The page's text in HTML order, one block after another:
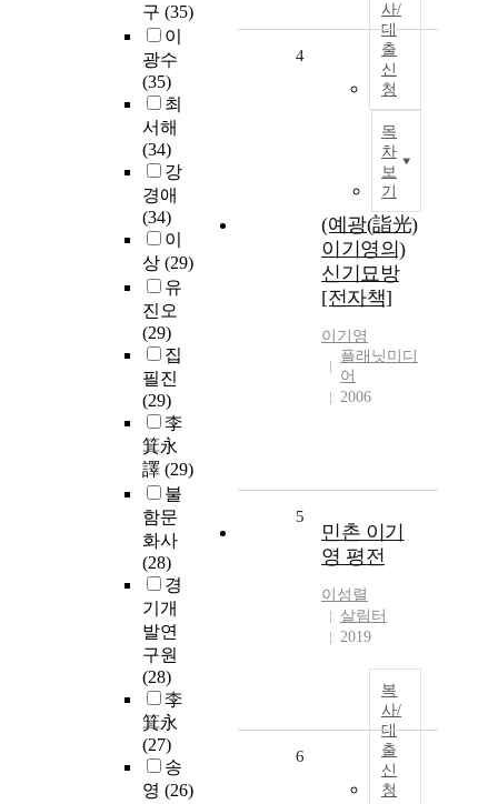
구 (35)
이
광수
(35)
최
서해
(34)
강
경애
(34)
이
상 (29)
유
진오
(29)
집
필진
(29)
李
箕永
譯 (29)
불
함문
화사
(28)
경
기개
발연
구원
(28)
李
箕永
(27)
송
영 (26)
사/
대
출
신
청
목
차
보
기
4
(예광(詣光)
이기영의)
신기묘방
[전자책]
이기영
플래닛미디
어
2006
5
민촌 이기
영 평전
이성렬
살림터
2019
복
사/
대
출
신
청
6